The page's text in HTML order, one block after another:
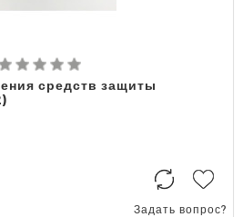
средств защиты
Задать вопрос?